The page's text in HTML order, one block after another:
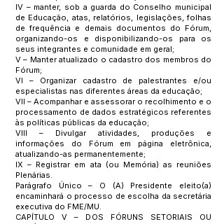
IV – manter, sob a guarda do Conselho municipal
de Educação, atas, relatórios, legislações, folhas
de frequência e demais documentos do Fórum,
organizando-os e disponibilizando-os para os
seus integrantes e comunidade em geral;
V – Manter atualizado o cadastro dos membros do
Fórum;
VI – Organizar cadastro de palestrantes e/ou
especialistas nas diferentes áreas da educação;
VII – Acompanhar e assessorar o recolhimento e o
processamento de dados estratégicos referentes
às políticas públicas da educação;
VIII – Divulgar atividades, produções e
informações do Fórum em página eletrônica,
atualizando-as permanentemente;
IX – Registrar em ata (ou Memória) as reuniões
Plenárias.
Parágrafo Único – O (A) Presidente eleito(a)
encaminhará o processo de escolha da secretária
executiva do FME/MU.
CAPÍTULO V – DOS FÓRUNS SETORIAIS OU